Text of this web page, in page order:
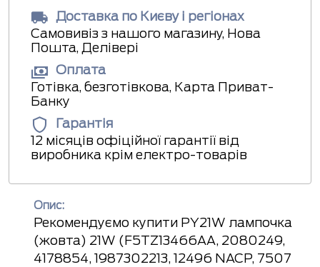
Доставка по Києву і регіонах
Самовивіз з нашого магазину, Нова
Пошта, Делівері
Оплата
Готівка, безготівкова, Карта Приват-
Банку
Гарантія
12 місяців офіційної гарантії від
виробника крім електро-товарів
Опис:
Рекомендуємо купити PY21W лампочка
(жовта) 21W (F5TZ13466AA, 2080249,
4178854, 1987302213, 12496 NACP, 7507